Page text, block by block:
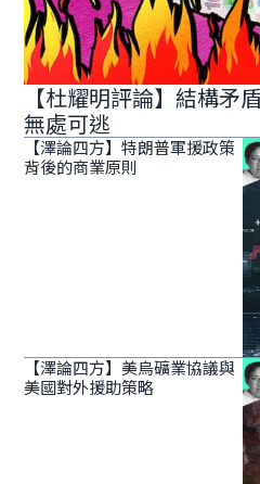
【杜耀明評論】結構
無處可逃
【澤論四方】特朗普軍援政策
背後的商業原則
【澤論四方】美烏礦業協議與
美國對外援助策略